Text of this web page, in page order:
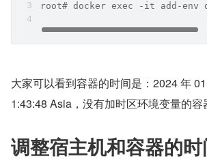
root# docker exec -it add-env
大家可以看到容器的时间是：2024 年
1:43:48 Asia，没有加时区环境变量的容
调整宿主机和容器的